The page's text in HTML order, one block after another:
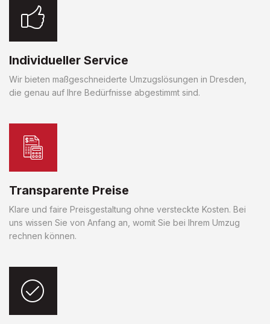
Individueller Service
Wir bieten maßgeschneiderte Umzugslösungen in Dresden,
die genau auf Ihre Bedürfnisse abgestimmt sind.
Transparente Preise
Klare und faire Preisgestaltung ohne versteckte Kosten. Bei
uns wissen Sie von Anfang an, womit Sie bei Ihrem Umzug
rechnen können.